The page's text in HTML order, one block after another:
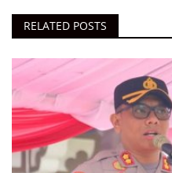
RELATED POSTS